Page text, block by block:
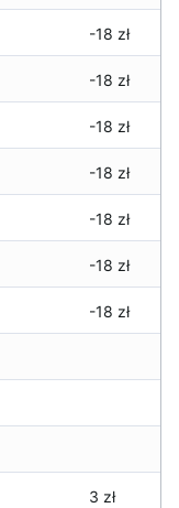
-18 zł
-18 zł
-18 zł
-18 zł
-18 zł
-18 zł
-18 zł
3 zł